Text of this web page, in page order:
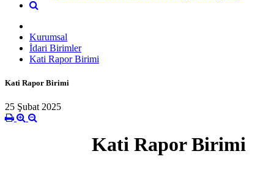
Kurumsal
İdari Birimler
Kati Rapor Birimi
Kati Rapor Birimi
25 Şubat 2025
Kati Rapor Birimi